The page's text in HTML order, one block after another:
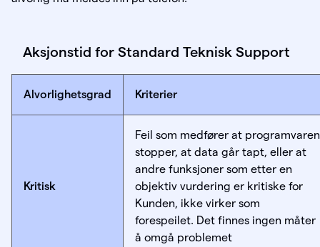
Aksjonstid for Standard Teknisk Support
Alvorlighetsgrad Kriterier
Kritisk
Feil som medfører at programvaren
stopper, at data går tapt, eller at
andre funksjoner som etter en
objektiv vurdering er kritiske for
Kunden, ikke virker som
forespeilet. Det finnes ingen måter
å omgå problemet